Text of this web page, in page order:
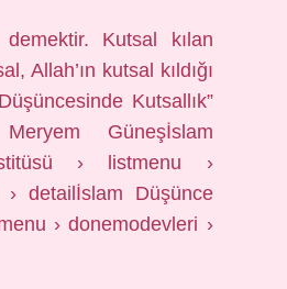
Kutsal kılan
Allah’ın kutsal kıldığı
Kutsallık”
Güneşİslam
› listmenu ›
› detailİslam Düşünce
› donemodevleri ›